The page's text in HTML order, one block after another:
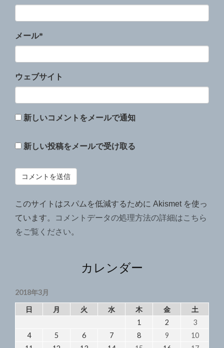
メール*
ウェブサイト
新しいコメントをメールで通知
新しい投稿をメールで受け取る
このサイトはスパムを低減するために Akismet を使っ
ています。
コメントデータの処理方法の詳細はこちら
をご覧ください。
カレンダー
2018年3月
日
月 火 水 木 金
土
1
2
3
4
5 6 7 8 9
10